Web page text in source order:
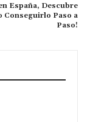
España, Descubre
Conseguirlo Paso a
Paso!